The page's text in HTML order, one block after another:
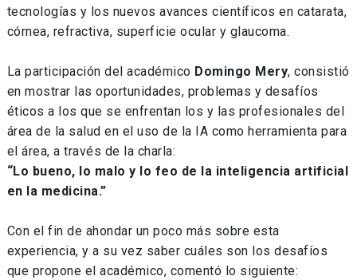
tecnologías y los nuevos avances científicos en catarata,
córnea, refractiva, superficie ocular y glaucoma.
La participación del académico Domingo Mery, consistió
en mostrar las oportunidades, problemas y desafíos
éticos a los que se enfrentan los y las profesionales del
área de la salud en el uso de la IA como herramienta para
el área, a través de la charla:
“Lo bueno, lo malo y lo feo de la inteligencia artificial
en la medicina.”
Con el fin de ahondar un poco más sobre esta
experiencia, y a su vez saber cuáles son los desafíos
que propone el académico, comentó lo siguiente: